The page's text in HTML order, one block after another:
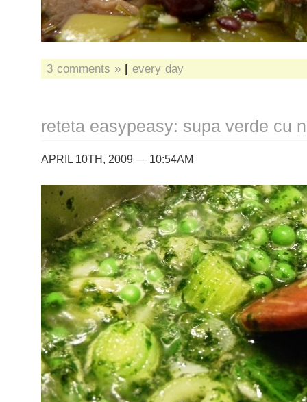
3 comments » | every day
reteta easypeasy: supa verde cu
APRIL 10TH, 2009 — 10:54AM